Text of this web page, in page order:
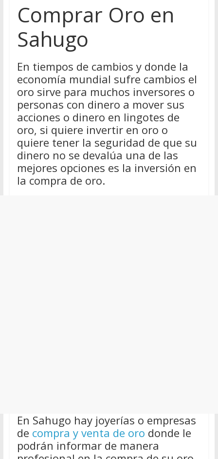
Comprar Oro en
Sahugo
En tiempos de cambios y donde la
economía mundial sufre cambios el
oro sirve para muchos inversores o
personas con dinero a mover sus
acciones o dinero en lingotes de
oro, si quiere invertir en oro o
quiere tener la seguridad de que su
dinero no se devalúa una de las
mejores opciones es la inversión en
la compra de oro.
En Sahugo hay joyerías o empresas
de compra y venta de oro donde le
podrán informar de manera